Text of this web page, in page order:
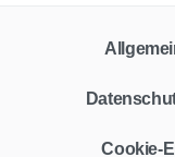
Cookie-